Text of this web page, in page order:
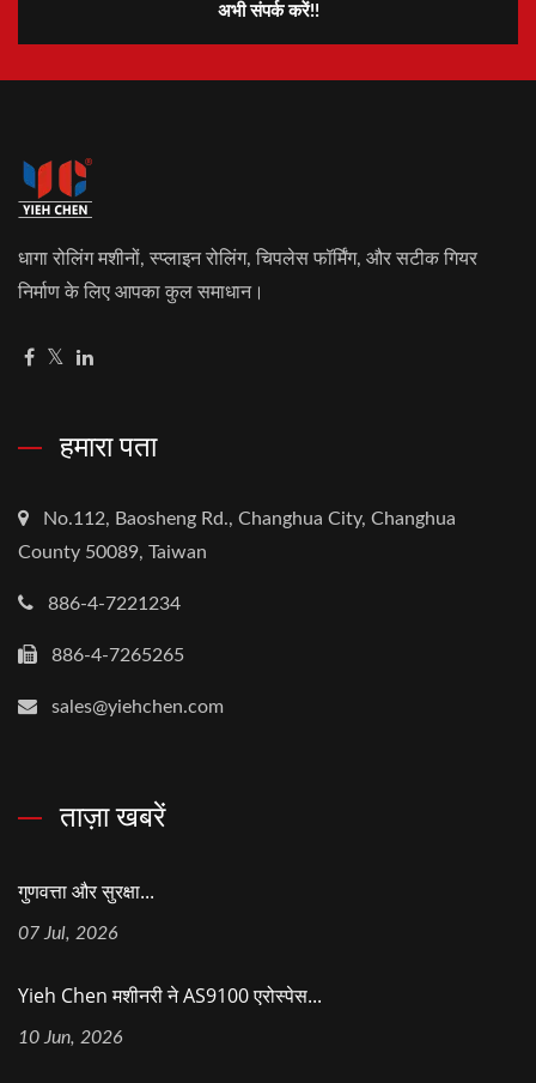
अभी संपर्क करें!!
धागा रोलिंग मशीनों, स्प्लाइन रोलिंग, चिपलेस फॉर्मिंग, और सटीक गियर
निर्माण के लिए आपका कुल समाधान।
हमारा पता
No.112, Baosheng Rd., Changhua City, Changhua
County 50089, Taiwan
886-4-7221234
886-4-7265265
sales@yiehchen.com
ताज़ा खबरें
गुणवत्ता और सुरक्षा...
07 Jul, 2026
Yieh Chen मशीनरी ने AS9100 एरोस्पेस...
10 Jun, 2026